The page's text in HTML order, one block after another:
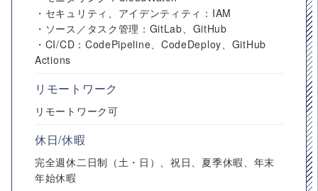
・セキュリティ、アイデンティティ：IAM
・ソース／タスク管理：GitLab、GitHub
・CI/CD：CodePipeline、CodeDeploy、GitHub
Actions
リモートワーク
リモートワーク可
休日/休暇
完全週休二日制（土・日）、祝日、夏季休暇、年末
年始休暇